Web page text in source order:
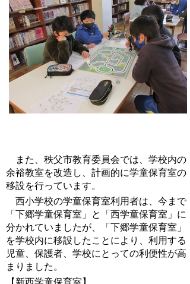
また、秩父市教育委員会では、学校内の
余裕教室を改造し、計画的に学童保育室の
移設を行っています。
西小学校の学童保育室利用者は、今まで
「下郷学童保育室」と「西学童保育室」に
分かれていましたが、「下郷学童保育室」
を学校内に移設したことにより、利用する
児童、保護者、学校にとっての利便性が高
まりました。